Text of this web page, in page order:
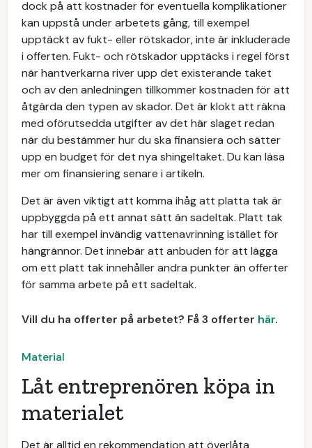
dock på att kostnader för eventuella komplikationer
kan uppstå under arbetets gång, till exempel
upptäckt av fukt- eller rötskador, inte är inkluderade
i offerten. Fukt- och rötskador upptäcks i regel först
när hantverkarna river upp det existerande taket
och av den anledningen tillkommer kostnaden för att
åtgärda den typen av skador. Det är klokt att räkna
med oförutsedda utgifter av det här slaget redan
när du bestämmer hur du ska finansiera och sätter
upp en budget för det nya shingeltaket. Du kan läsa
mer om finansiering senare i artikeln.
Det är även viktigt att komma ihåg att platta tak är
uppbyggda på ett annat sätt än sadeltak. Platt tak
har till exempel invändig vattenavrinning istället för
hängrännor. Det innebär att anbuden för att lägga
om ett platt tak innehåller andra punkter än offerter
för samma arbete på ett sadeltak.
Vill du ha offerter på arbetet? Få 3 offerter här.
Material
Låt entreprenören köpa in
materialet
Det är alltid en rekommendation att överlåta